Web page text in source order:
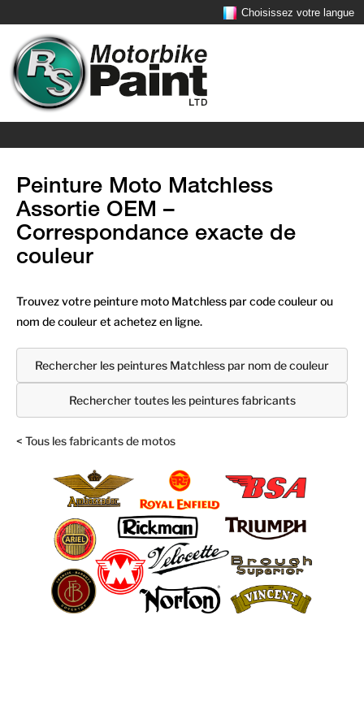
Choisissez votre langue
Peinture Moto Matchless
Assortie OEM –
Correspondance exacte de
couleur
Trouvez votre peinture moto Matchless par code couleur ou
nom de couleur et achetez en ligne.
Rechercher les peintures Matchless par nom de couleur
Rechercher toutes les peintures fabricants
< Tous les fabricants de motos